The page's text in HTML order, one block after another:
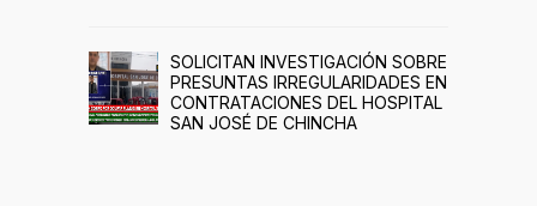
SOLICITAN INVESTIGACIÓN SOBRE
PRESUNTAS IRREGULARIDADES EN
CONTRATACIONES DEL HOSPITAL
SAN JOSÉ DE CHINCHA